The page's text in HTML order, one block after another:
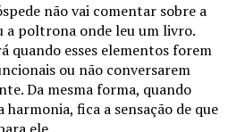
não vai comentar sobre a
a poltrona onde leu um livro.
quando esses elementos forem
ou não conversarem
Da mesma forma, quando
fica a sensação de que